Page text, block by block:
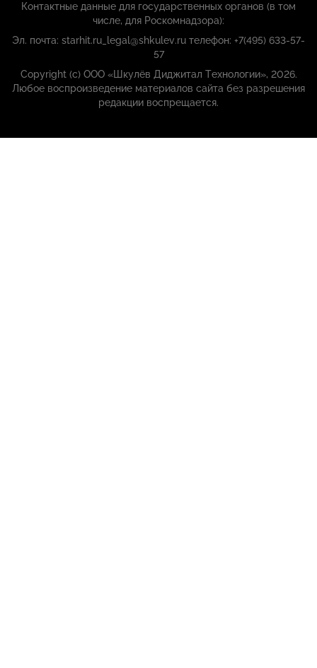
Контактные данные для государственных органов (в том
числе, для Роскомнадзора):
Эл. почта: starhit.ru_legal@shkulev.ru телефон: +7(495) 633-57-
57
Copyright (с) ООО «Шкулёв Диджитал Технологии», 2026.
Любое воспроизведение материалов сайта без разрешения
редакции воспрещается.